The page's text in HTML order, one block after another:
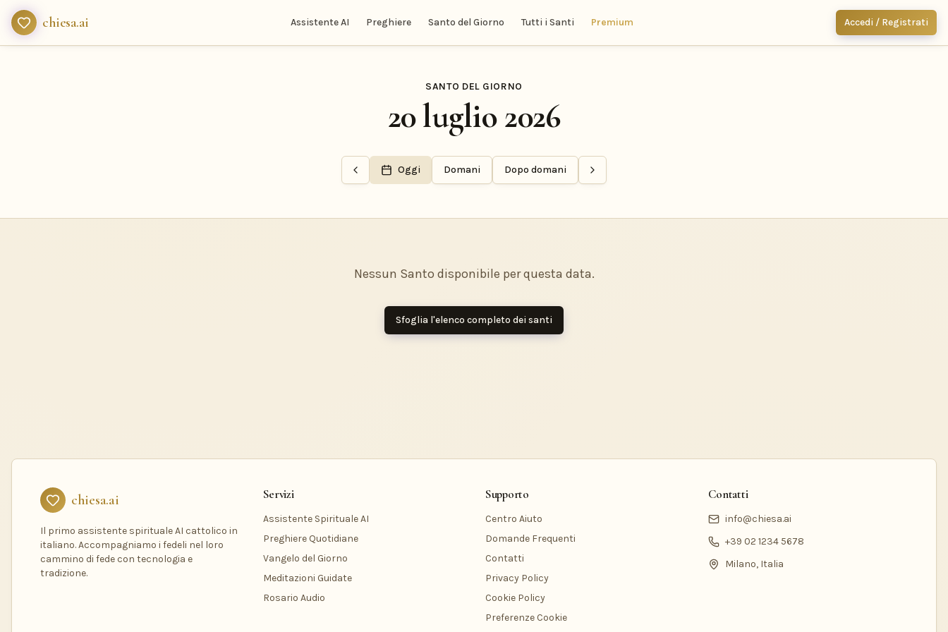
chiesa.ai Assistente AI Preghiere Santo del Giorno Tutti i Santi Premium Accedi / Registrati
SANTO DEL GIORNO
20 luglio 2026
Oggi Domani Dopo domani
Nessun Santo disponibile per questa data.
Sfoglia l'elenco completo dei santi
chiesa.ai
Il primo assistente spirituale AI cattolico in
italiano. Accompagniamo i fedeli nel loro
cammino di fede con tecnologia e
tradizione.
Servizi
Assistente Spirituale AI
Preghiere Quotidiane
Vangelo del Giorno
Meditazioni Guidate
Rosario Audio
Supporto
Centro Aiuto
Domande Frequenti
Contatti
Privacy Policy
Cookie Policy
Preferenze Cookie
Contatti
info@chiesa.ai
+39 02 1234 5678
Milano, Italia